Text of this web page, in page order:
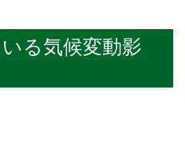
る気候変動影